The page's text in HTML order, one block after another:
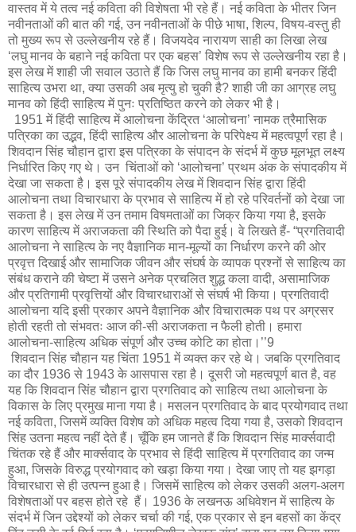
वास्तव में ये तत्व नई कविता की विशेषता भी रहे हैं। नई कविता के भीतर जिन
नवीनताओं की बात की गई, उन नवीनताओं के पीछे भाषा, शिल्प, विषय-वस्तु ही
तो मुख्य रूप से उल्लेखनीय रहे हैं। विजयदेव नारायण साही का लिखा लेख
‘लघु मानव के बहाने नई कविता पर एक बहस’ विशेष रूप से उल्लेखनीय रहा है।
इस लेख में शाही जी सवाल उठाते हैं कि जिस लघु मानव का हामी बनकर हिंदी
साहित्य उभरा था, क्या उसकी अब मृत्यु हो चुकी है? शाही जी का आग्रह लघु
मानव को हिंदी साहित्य में पुनः प्रतिष्ठित करने को लेकर भी है।
1951 में हिंदी साहित्य में आलोचना केंद्रित ‘आलोचना’ नामक त्रैमासिक
पत्रिका का उद्भव, हिंदी साहित्य और आलोचना के परिपेक्ष्य में महत्वपूर्ण रहा है।
शिवदान सिंह चौहान द्वारा इस पत्रिका के संपादन के संदर्भ में कुछ मूलभूत लक्ष्य
निर्धारित किए गए थे। उन चिंताओं को ‘आलोचना’ प्रथम अंक के संपादकीय में
देखा जा सकता है। इस पूरे संपादकीय लेख में शिवदान सिंह द्वारा हिंदी
आलोचना तथा विचारधारा के प्रभाव से साहित्य में हो रहे परिवर्तनों को देखा जा
सकता है। इस लेख में उन तमाम विषमताओं का जिक्र किया गया है, इसके
कारण साहित्य में अराजकता की स्थिति को पैदा हुई। वे लिखते हैं- “प्रगतिवादी
आलोचना ने साहित्य के नए वैज्ञानिक मान-मूल्यों का निर्धारण करने की ओर
प्रवृत्त दिखाई और सामाजिक जीवन और संघर्ष के व्यापक प्रश्नों से साहित्य का
संबंध कराने की चेष्टा में उसने अनेक प्रचलित शुद्ध कला वादी, असामाजिक
और प्रतिगामी प्रवृत्तियों और विचारधाराओं से संघर्ष भी किया। प्रगतिवादी
आलोचना यदि इसी प्रकार अपने वैज्ञानिक और विचारात्मक पथ पर अग्रसर
होती रहती तो संभवतः आज की-सी अराजकता न फैली होती। हमारा
आलोचना-साहित्य अधिक संपूर्ण और उच्च कोटि का होता।’’9
शिवदान सिंह चौहान यह चिंता 1951 में व्यक्त कर रहे थे। जबकि प्रगतिवाद
का दौर 1936 से 1943 के आसपास रहा है। दूसरी जो महत्वपूर्ण बात है, वह
यह कि शिवदान सिंह चौहान द्वारा प्रगतिवाद को साहित्य तथा आलोचना के
विकास के लिए प्रमुख माना गया है। मसलन प्रगतिवाद के बाद प्रयोगवाद तथा
नई कविता, जिसमें व्यक्ति विशेष को अधिक महत्व दिया गया है, उसको शिवदान
सिंह उतना महत्व नहीं देते हैं। चूँकि हम जानते हैं कि शिवदान सिंह मार्क्सवादी
चिंतक रहे हैं और मार्क्सवाद के प्रभाव से हिंदी साहित्य में प्रगतिवाद का जन्म
हुआ, जिसके विरुद्ध प्रयोगवाद को खड़ा किया गया। देखा जाए तो यह झगड़ा
विचारधारा से ही उत्पन्न हुआ है। जिसमें साहित्य को लेकर उसकी अलग-अलग
विशेषताओं पर बहस होते रहे हैं। 1936 के लखनऊ अधिवेशन में साहित्य के
संदर्भ में जिन उद्देश्यों को लेकर चर्चा की गई, एक प्रकार से इन बहसों का केंद्र